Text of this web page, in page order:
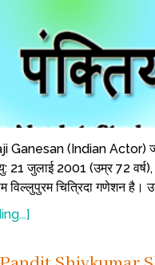
Ganesan (Indian Actor)
21 जुलाई 2001 (उम्र 72 वर्ष),
चित्रिदा गणेशन है।